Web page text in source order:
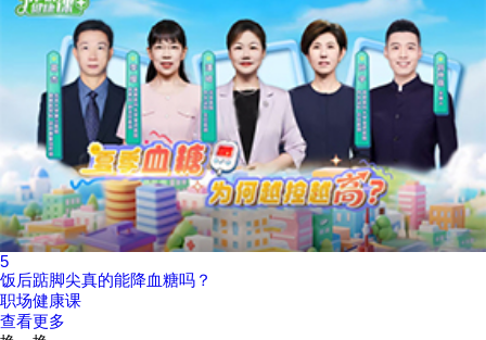
5
饭后踮脚尖真的能降血糖吗？
职场健康课
查看更多